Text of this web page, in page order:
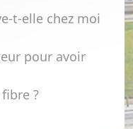
t-elle chez moi
pour avoir
?